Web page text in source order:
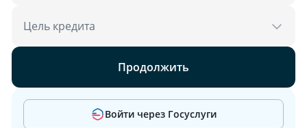
Цель кредита
Продолжить
Войти через Госуслуги